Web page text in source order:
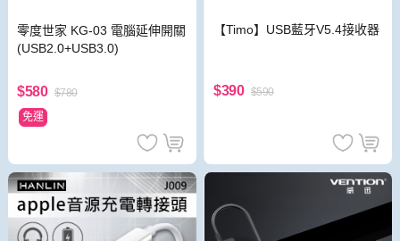
零度世家 KG-03 電腦延伸開關
(USB2.0+USB3.0)
$580 $780
免運
【Timo】USB藍牙V5.4接收器
$390 $590